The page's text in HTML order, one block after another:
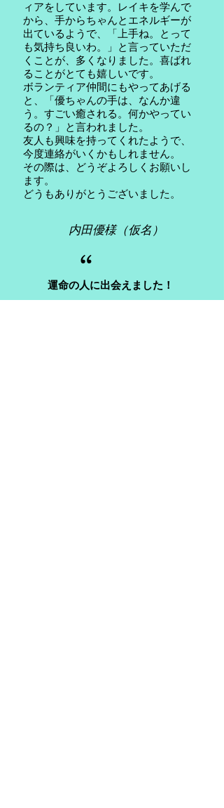
ィアをしています。レイキを学んで
から、手からちゃんとエネルギーが
出ているようで、「上手ね。とって
も気持ち良いわ。」と言っていただ
くことが、多くなりました。喜ばれ
ることがとても嬉しいです。
​ボランティア仲間にもやってあげる
と、「優ちゃんの手は、なんか違
う。すごい癒される。何かやってい
るの？」と言われました。
友人も興味を持ってくれたようで、
今度連絡がいくかもしれません。
その際は、どうぞよろしくお願いし
ます。
​どうもありがとうございました。
内田優様（仮名）
“
運命の人に出会えました！